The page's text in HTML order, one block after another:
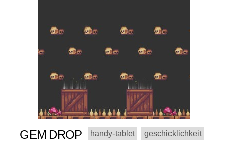
GEM DROP handy-tablet geschicklichkeit